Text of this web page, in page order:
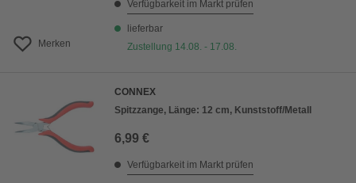
Merken
Verfügbarkeit im Markt prüfen
lieferbar
Zustellung 14.08. - 17.08.
CONNEX
Spitzzange, Länge: 12 cm, Kunststoff/Metall
6,99 €
Verfügbarkeit im Markt prüfen